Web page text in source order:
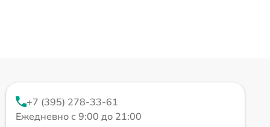
+7 (395) 278-33-61
Ежедневно с 9:00 до 21:00